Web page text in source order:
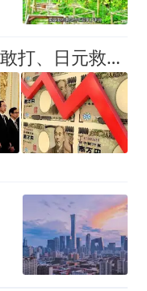
美国三条线全完！伊朗不敢打、日元救不动，结果还把日本拖下水？